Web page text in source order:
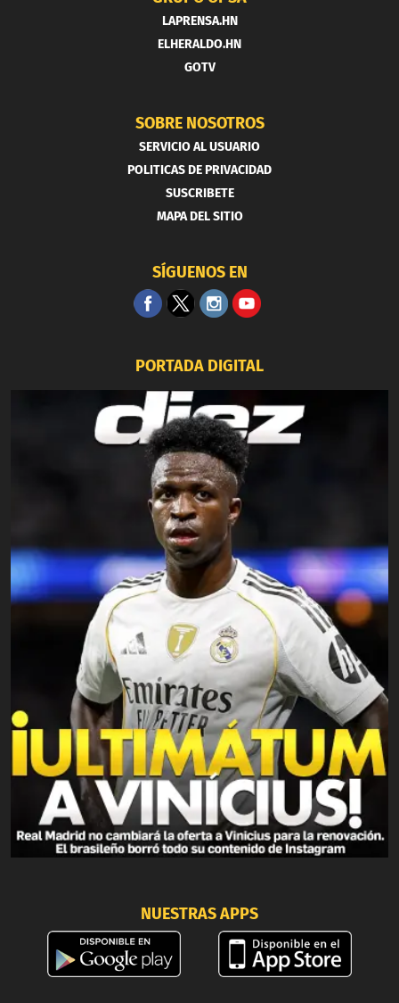
LAPRENSA.HN
ELHERALDO.HN
GOTV
SOBRE NOSOTROS
SERVICIO AL USUARIO
POLITICAS DE PRIVACIDAD
SUSCRIBETE
MAPA DEL SITIO
SÍGUENOS EN
PORTADA DIGITAL
NUESTRAS APPS